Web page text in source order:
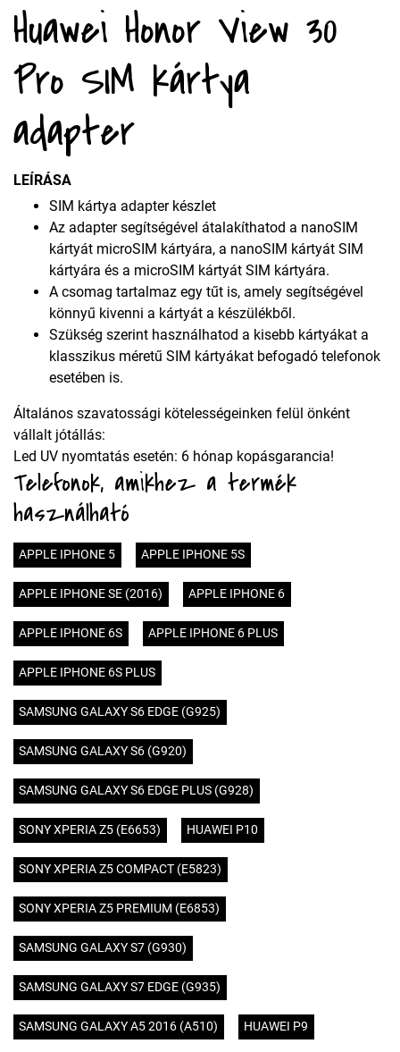
Huawei Honor View 30
Pro SIM kártya
adapter
LEÍRÁSA
SIM kártya adapter készlet
Az adapter segítségével átalakíthatod a nanoSIM
kártyát microSIM kártyára, a nanoSIM kártyát SIM
kártyára és a microSIM kártyát SIM kártyára.
A csomag tartalmaz egy tűt is, amely segítségével
könnyű kivenni a kártyát a készülékből.
Szükség szerint használhatod a kisebb kártyákat a
klasszikus méretű SIM kártyákat befogadó telefonok
esetében is.
Általános szavatossági kötelességeinken felül önként
vállalt jótállás:
Led UV nyomtatás esetén: 6 hónap kopásgarancia!
Telefonok, amikhez a termék
használható
APPLE IPHONE 5 APPLE IPHONE 5S
APPLE IPHONE SE (2016) APPLE IPHONE 6
APPLE IPHONE 6S APPLE IPHONE 6 PLUS
APPLE IPHONE 6S PLUS
SAMSUNG GALAXY S6 EDGE (G925)
SAMSUNG GALAXY S6 (G920)
SAMSUNG GALAXY S6 EDGE PLUS (G928)
SONY XPERIA Z5 (E6653) HUAWEI P10
SONY XPERIA Z5 COMPACT (E5823)
SONY XPERIA Z5 PREMIUM (E6853)
SAMSUNG GALAXY S7 (G930)
SAMSUNG GALAXY S7 EDGE (G935)
SAMSUNG GALAXY A5 2016 (A510) HUAWEI P9